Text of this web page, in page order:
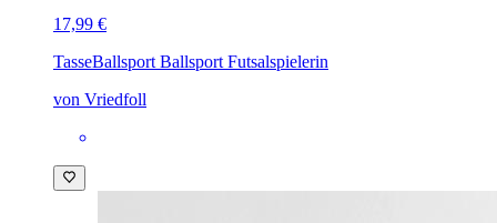
17,99 €
TasseBallsport Ballsport Futsalspielerin
von Vriedfoll